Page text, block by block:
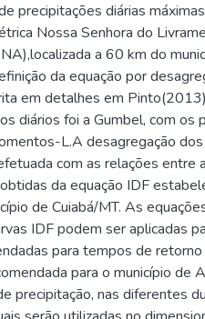
precipitações diárias
Nossa Senhora do
a 60 km do
da equação por
em detalhes em
diários foi a Gumbel, com os
L.A desagregação
com as relações entre
da equação IDF
de Cuiabá/MT. As
IDF podem ser aplicadas
para tempos de
para o município de
precipitação, nas diferentes